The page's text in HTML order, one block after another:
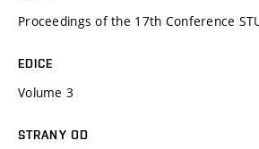
Proceedings of the 17th Conference
EDICE
Volume 3
STRANY OD